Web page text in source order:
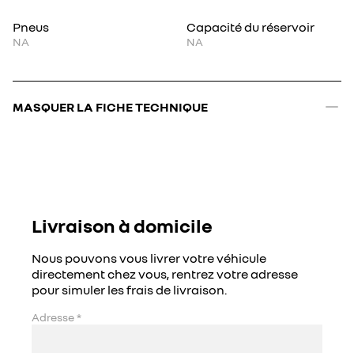
MASQUER LA FICHE TECHNIQUE
Pneus
NA
Capacité du réservoir
NA
Livraison à domicile
Nous pouvons vous livrer votre véhicule
directement chez vous, rentrez votre adresse
pour simuler les frais de livraison.
Adresse*